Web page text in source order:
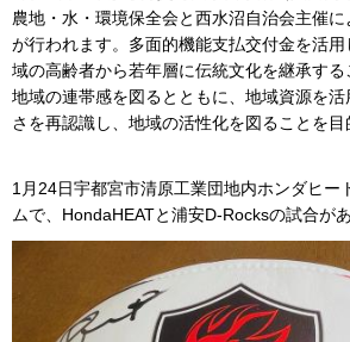
農地・水・環境保全会と西水沼自治会主催に
が行われます。多面的機能支払交付金を活
域の高齢者から若年層に伝統文化を継承す
地域の連帯感を図るとともに、地域資源を
さを再認識し、地域の活性化を図ることを目
1月24日宇都宮市清原工業団地内ホンダヒー
ムで、HondaHEATと浦安D-Rocksの試合があ